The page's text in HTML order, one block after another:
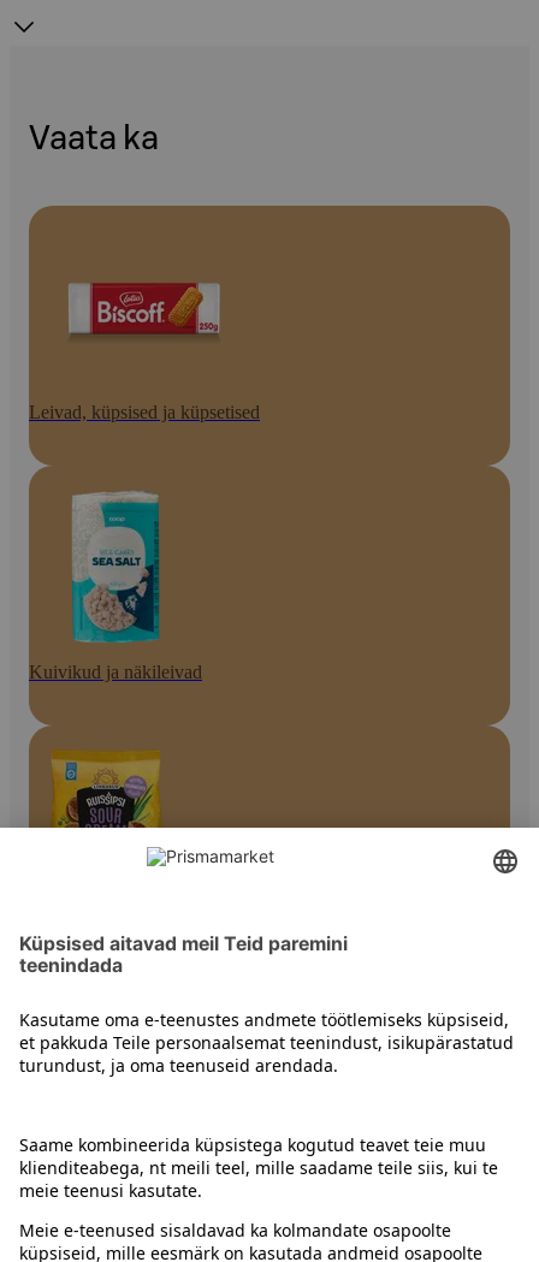
Vaata ka
Leivad, küpsised ja küpsetised
Kuivikud ja näkileivad
Näkileivad
Juhised